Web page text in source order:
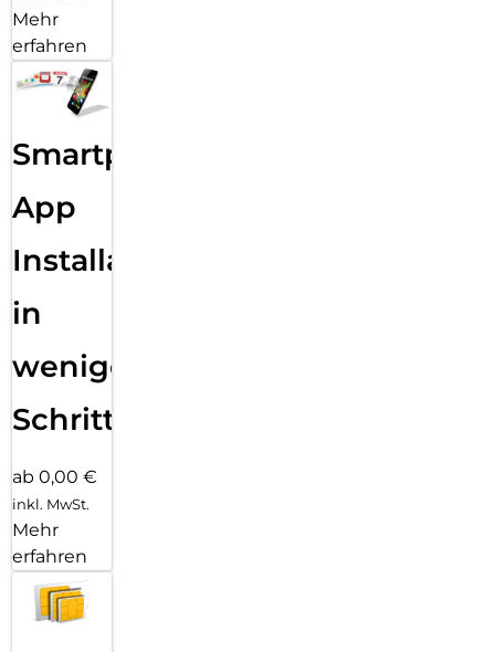
Mehr
erfahren
Smartphone
App
Installation
in
wenigen
Schritten
ab 0,00 €
inkl. MwSt.
Mehr
erfahren